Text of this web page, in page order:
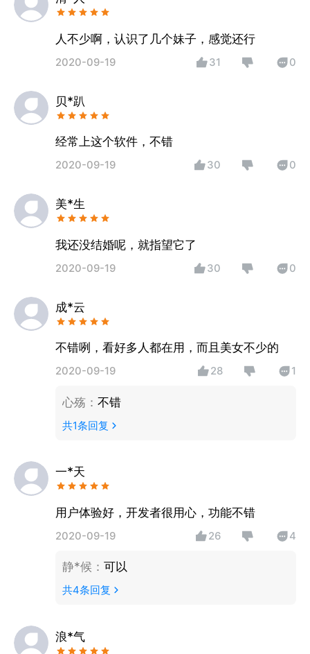
人不少啊，认识了几个妹子，感觉还行
2020-09-19 31 0
贝*趴
经常上这个软件，不错
2020-09-19 30 0
美*生
我还没结婚呢，就指望它了
2020-09-19 30 0
成*云
不错咧，看好多人都在用，而且美女不少的
2020-09-19 28 1
心殇： 不错
共1条回复
一*天
用户体验好，开发者很用心，功能不错
2020-09-19 26 4
静*候 ： 可以
共4条回复
浪*气